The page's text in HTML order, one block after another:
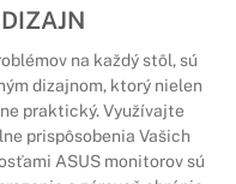
na každý stôl, sú
dizajnom, ktorý nielen
praktický. Využívajte
prispôsobenia Vašich
ASUS monitorov sú